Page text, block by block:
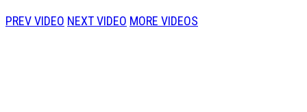
PREV VIDEO NEXT VIDEO MORE VIDEOS